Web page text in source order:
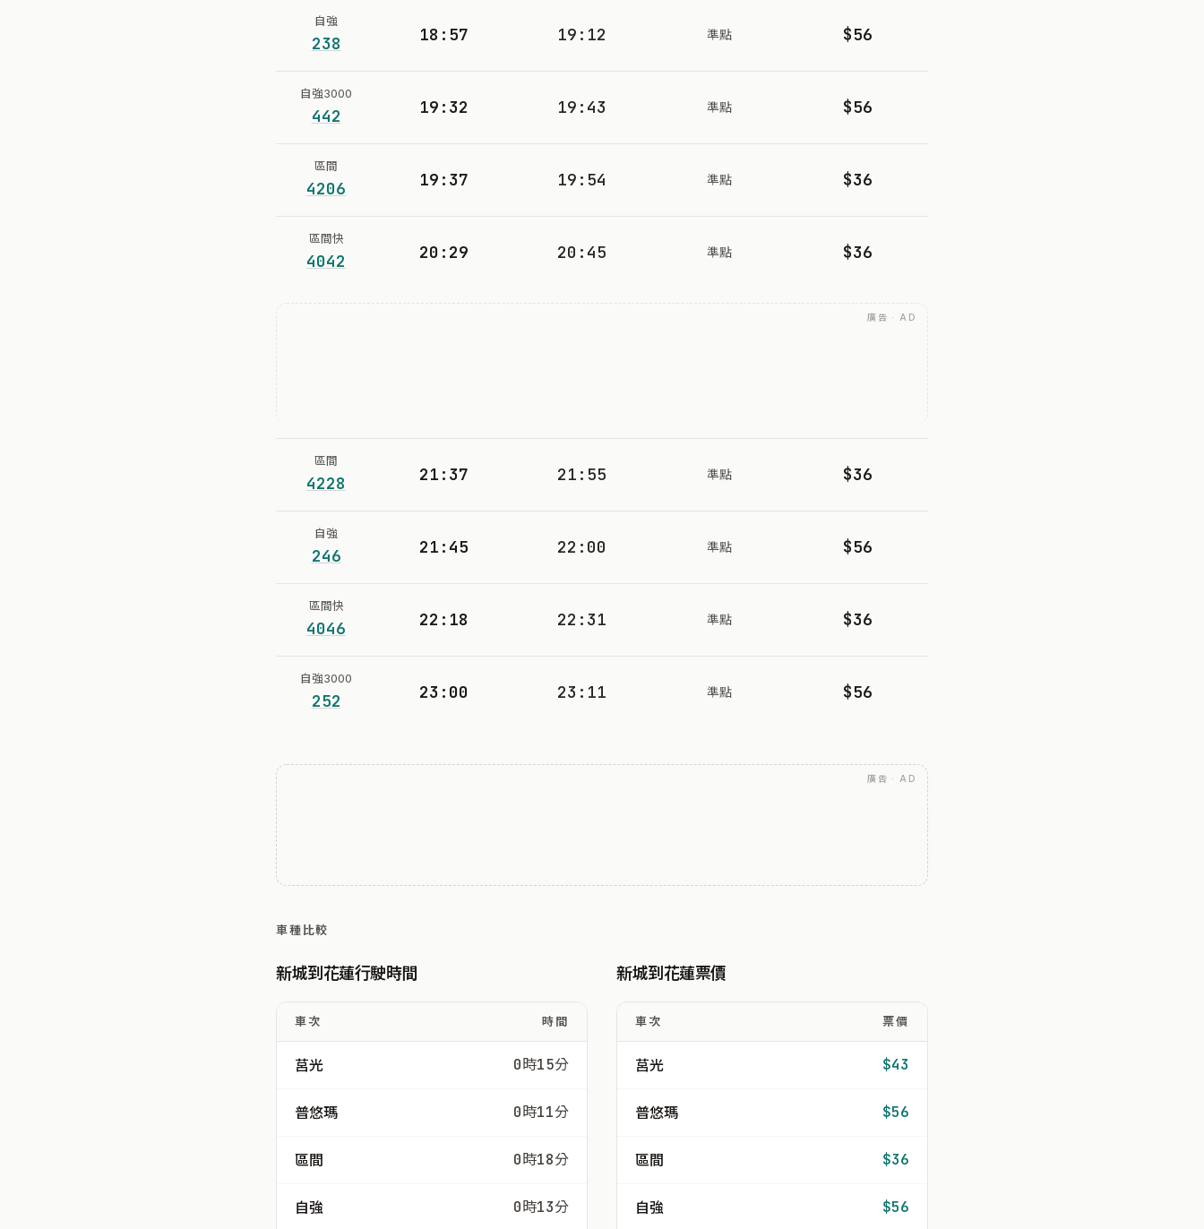
自強
238 18:57 19:12 準點 $56
自強3000
442 19:32 19:43 準點 $56
區間
4206 19:37 19:54 準點 $36
區間快
4042 20:29 20:45 準點 $36
廣告 · AD
區間
4228 21:37 21:55 準點 $36
自強
246 21:45 22:00 準點 $56
區間快
4046 22:18 22:31 準點 $36
自強3000
252 23:00 23:11 準點 $56
廣告 · AD
車種比較
新城到花蓮行駛時間
車次 時間
莒光 0時15分
普悠瑪 0時11分
區間 0時18分
自強 0時13分
新城到花蓮票價
車次 票價
莒光 $43
普悠瑪 $56
區間 $36
自強 $56